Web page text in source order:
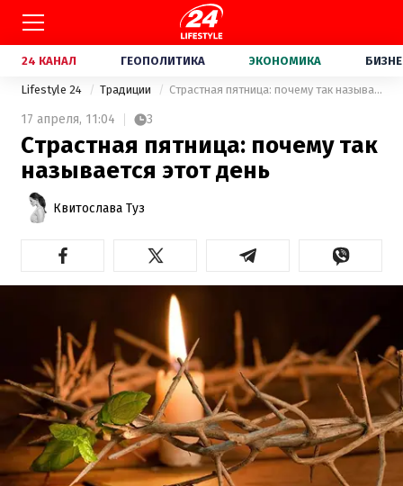
24 КАНАЛ ГЕОПОЛИТИКА ЭКОНОМИКА
Lifestyle 24 Традиции Страстная пятница: почему так называется этот день
17 апреля, 11:04 3
Страстная пятница: почему так
называется этот день
Квитослава Туз